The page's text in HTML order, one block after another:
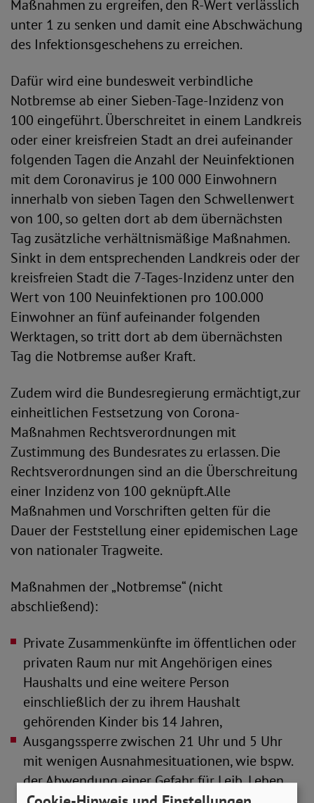
Maßnahmen zu ergreifen, den R-Wert verlässlich
unter 1 zu senken und damit eine Abschwächung
des Infektionsgeschehens zu erreichen.
Dafür wird eine bundesweit verbindliche
Notbremse ab einer Sieben-Tage-Inzidenz von
100 eingeführt. Überschreitet in einem Landkreis
oder einer kreisfreien Stadt an drei aufeinander
folgenden Tagen die Anzahl der Neuinfektionen
mit dem Coronavirus je 100 000 Einwohnern
innerhalb von sieben Tagen den Schwellenwert
von 100, so gelten dort ab dem übernächsten
Tag zusätzliche verhältnismäßige Maßnahmen.
Sinkt in dem entsprechenden Landkreis oder der
kreisfreien Stadt die 7-Tages-Inzidenz unter den
Wert von 100 Neuinfektionen pro 100.000
Einwohner an fünf aufeinander folgenden
Werktagen, so tritt dort ab dem übernächsten
Tag die Notbremse außer Kraft.
Zudem wird die Bundesregierung ermächtigt,zur
einheitlichen Festsetzung von Corona-
Maßnahmen Rechtsverordnungen mit
Zustimmung des Bundesrates zu erlassen. Die
Rechtsverordnungen sind an die Überschreitung
einer Inzidenz von 100 geknüpft.Alle
Maßnahmen und Vorschriften gelten für die
Dauer der Feststellung einer epidemischen Lage
von nationaler Tragweite.
Maßnahmen der „Notbremse“ (nicht
abschließend):
Private Zusammenkünfte im öffentlichen oder
privaten Raum nur mit Angehörigen eines
Haushalts und eine weitere Person
einschließlich der zu ihrem Haushalt
gehörenden Kinder bis 14 Jahren,
Ausgangssperre zwischen 21 Uhr und 5 Uhr
mit wenigen Ausnahmesituationen, wie bspw.
der Abwendung einer Gefahr für Leib, Leben